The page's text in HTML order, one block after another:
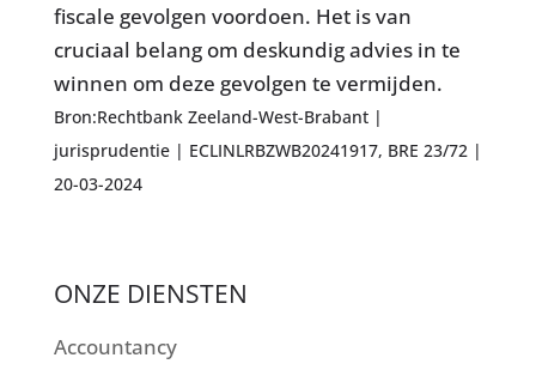
fiscale gevolgen voordoen. Het is van
cruciaal belang om deskundig advies in te
winnen om deze gevolgen te vermijden.
Bron:Rechtbank Zeeland-West-Brabant |
jurisprudentie | ECLINLRBZWB20241917, BRE 23/72 |
20-03-2024
ONZE DIENSTEN
Accountancy